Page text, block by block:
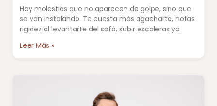
Hay molestias que no aparecen de golpe, sino que
se van instalando. Te cuesta más agacharte, notas
rigidez al levantarte del sofá, subir escaleras ya
Leer Más »